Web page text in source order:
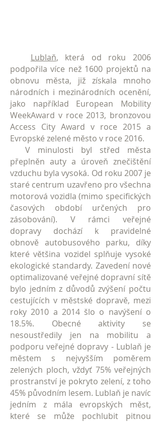
Lublaň, která od roku 2006
podpořila více než 1600 projektů na
obnovu města, již získala mnoho
národních i mezinárodních ocenění,
jako například European Mobility
WeekAward v roce 2013, bronzovou
Access City Award v roce 2015 a
Evropské zelené město v roce 2016.
V minulosti byl střed města
přeplněn auty a úroveň znečištění
vzduchu byla vysoká. Od roku 2007 je
staré centrum uzavřeno pro všechna
motorová vozidla (mimo specifických
časových období určených pro
zásobování). V rámci veřejné
dopravy dochází k pravidelné
obnově autobusového parku, díky
které většina vozidel splňuje vysoké
ekologické standardy. Zavedení nové
optimalizované veřejné dopravní sítě
bylo jedním z důvodů zvýšení počtu
cestujících v městské dopravě, mezi
roky 2010 a 2014 šlo o navýšení o
18.5%. Obecné aktivity se
nesoustředily jen na mobilitu a
podporu veřejné dopravy - Lublaň je
městem s nejvyšším poměrem
zelených ploch, vždyť 75% veřejných
prostranství je pokryto zelení, z toho
45% původním lesem. Lublaň je navíc
jedním z mála evropských měst,
které se může pochlubit pitnou